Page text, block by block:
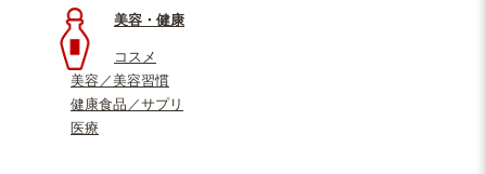
美容・健康
コスメ
美容／美容習慣
健康食品／サプリ
医療